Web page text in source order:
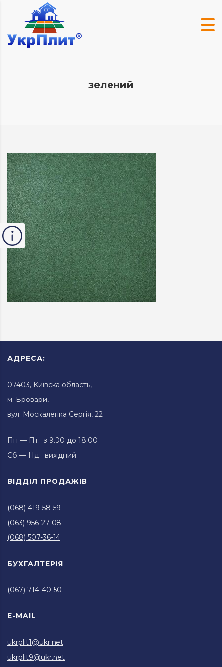
зелений
АДРЕСА:
07403, Київска область,
м. Бровари,
вул. Москаленка Сергія, 22
Пн — Пт: з 9.00 до 18.00
Сб — Нд: вихідний
ВІДДІЛ ПРОДАЖІВ
(068) 419-58-59
(063) 956-27-08
(068) 507-36-14
БУХГАЛТЕРІЯ
(067) 714-40-50
E-MAIL
ukrplit1@ukr.net
ukrplit9@ukr.net